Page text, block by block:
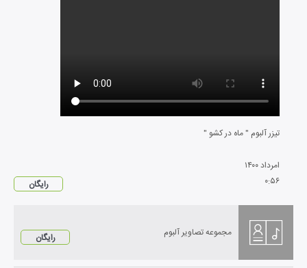
تیزر آلبوم " ماه در کشو "
امرداد۱۴۰۰
۰:۵۶ رایگان
مجموعه تصاویر آلبوم رایگان